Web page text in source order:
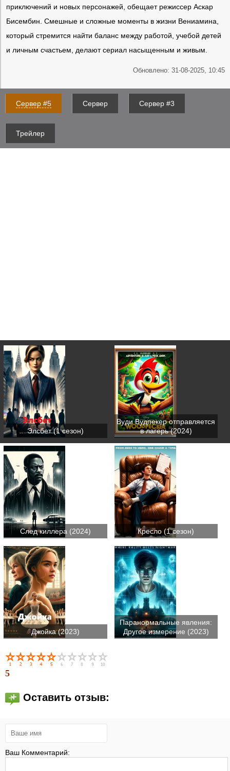
приключений и новых персонажей, обещает режиссер Аскар
Бисембин. Смешные и сложные моменты в жизни Вениамина,
который стремится найти баланс между работой, учебой детей
и личным счастьем, делают сериал насыщенным и живым.
Обновлено: 31-08-2025, 10:45
Сервер #5 Сервер Сервер #3
Трейлер
Элсбет (1 сезон)
Вуди Вудпекер отправляется
в лагерь (2024)
След киллера (2024) Кресло (1 сезон)
Джойка (2023)
Паранормальные явления:
Другое измерение (2023)
5
Оставить отзыв:
Ваш Комментарий: